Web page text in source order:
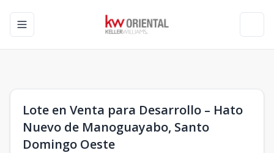
Toggle navigation menu
Lote en Venta para Desarrollo – Hato
Nuevo de Manoguayabo, Santo
Domingo Oeste